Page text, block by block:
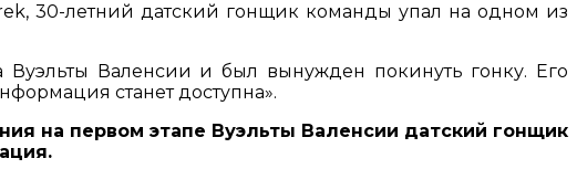
30-летний датский гонщик команды упал на одном из
Валенсии и был вынужден покинуть гонку. Его
станет доступна».
на первом этапе Вуэльты Валенсии датский гонщик